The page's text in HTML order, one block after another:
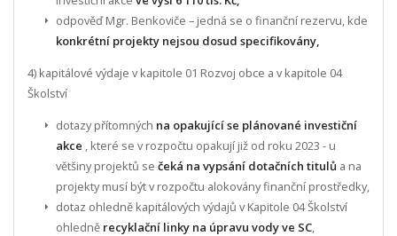
odpověď Mgr. Benkoviče – jedná se o finanční rezervu, kde
konkrétní projekty nejsou dosud specifikovány,
4) kapitálové výdaje v kapitole 01 Rozvoj obce a v kapitole 04
Školství
dotazy přítomných na opakující se plánované investiční
akce , které se v rozpočtu opakují již od roku 2023 - u
většiny projektů se čeká na vypsání dotačních titulů a na
projekty musí být v rozpočtu alokovány finanční prostředky,
dotaz ohledně kapitálových výdajů v Kapitole 04 Školství
ohledně recyklační linky na úpravu vody ve SC,